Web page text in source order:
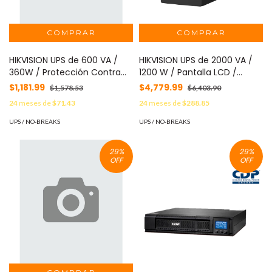
HIKVISION UPS de 600 VA /
360W / Protección Contra
Sobrecarga y Descarga /
Tomas NEMA 5-15R (4 con
Respaldo y 2 sin Respaldo)
$1,181.99 $1,578.53
24meses de$71.43
UPS / NO-BREAKS
HIKVISION UPS de 2000 VA /
1200 W / Pantalla LCD /
Protección Contra
Entrada y Salida 120 VCA / 4
Tomas NEMA 5-15R MOD: DS-
$4,779.99 $6,403.90
24meses de$288.85
UPS / NO-BREAKS
29%
OFF
29%
OFF